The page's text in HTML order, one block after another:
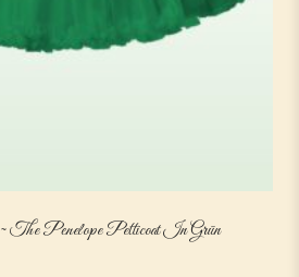
The Penelope Petticoat In Grün